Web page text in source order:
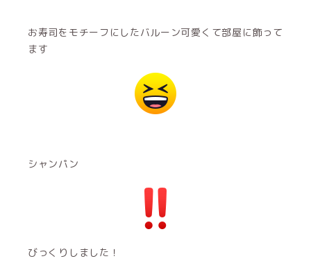
お寿司をモチーフにしたバルーン可愛くて部屋に飾って
ます
シャンパン
びっくりしました！